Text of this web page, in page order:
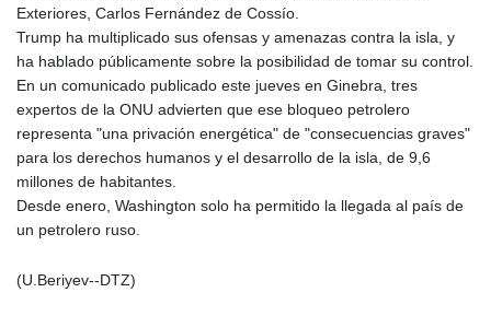
Exteriores, Carlos Fernández de Cossío.
Trump ha multiplicado sus ofensas y amenazas contra la isla, y
ha hablado públicamente sobre la posibilidad de tomar su control.
En un comunicado publicado este jueves en Ginebra, tres
expertos de la ONU advierten que ese bloqueo petrolero
representa "una privación energética" de "consecuencias graves"
para los derechos humanos y el desarrollo de la isla, de 9,6
millones de habitantes.
Desde enero, Washington solo ha permitido la llegada al país de
un petrolero ruso.
(U.Beriyev--DTZ)